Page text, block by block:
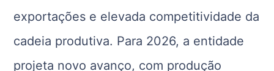
exportações e elevada competitividade da
cadeia produtiva. Para 2026, a entidade
projeta novo avanço, com produção